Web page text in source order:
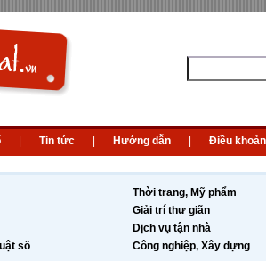
Tin tức Hướng dẫn Điều khoản
số
Thời trang, Mỹ phẩm
Giải trí thư giãn
Dịch vụ tận nhà
Công nghiệp, Xây dựng